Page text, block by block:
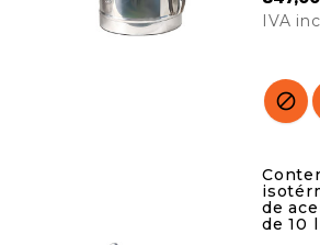
IVA

de
de 10